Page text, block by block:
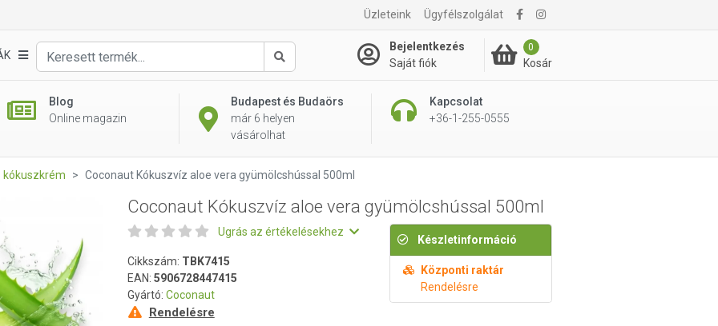
Üzleteink Ügyfélszolgálat
Keresés
Bejelentkezés
Saját fiók
0
Kosár
Blog
Online magazin
Budapest és Budaörs
már 6 helyen
vásárolhat
Kapcsolat
+36-1-255-0555
995 Ft Kosárba rakom
kókuszkrém Coconaut Kókuszvíz aloe vera gyümölcshússal 500ml
Coconaut Kókuszvíz aloe vera gyümölcshússal 500ml
Ugrás az értékelésekhez
Cikkszám: TBK7415
EAN: 5906728447415
Gyártó: Coconaut
Rendelésre
Készletinformáció
Központi raktár
Rendelésre